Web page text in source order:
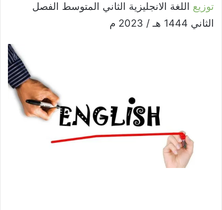
توزيع اللغة الانجليزية الثاني المتوسط الفصل
الثاني 1444 هـ / 2023 م